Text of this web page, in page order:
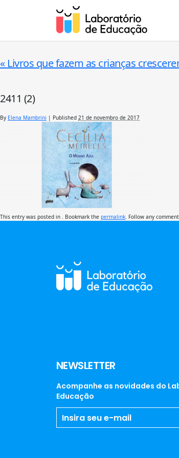
« Livros que fazem as crianças
2411 (2)
By Elena Mambrini | Published 21 de novembro de 2017
This entry was posted in . Bookmark the permalink . Follow any
NEWSLETTER
Acompanhe as novidades do
Educação